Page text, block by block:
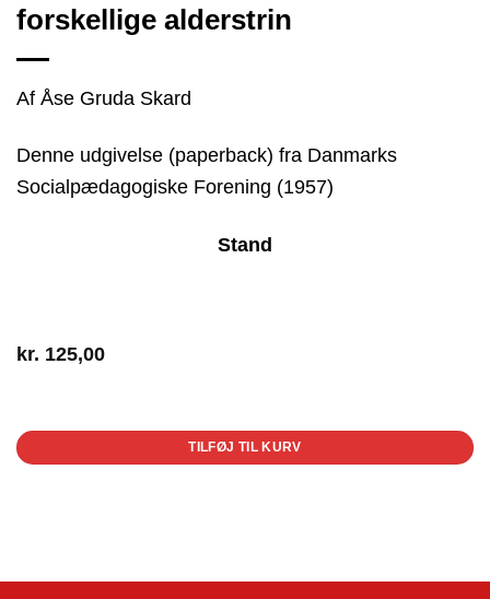
forskellige alderstrin
Af Åse Gruda Skard
Denne udgivelse (paperback) fra Danmarks
Socialpædagogiske Forening (1957)
Stand
kr. 125,00
TILFØJ TIL KURV